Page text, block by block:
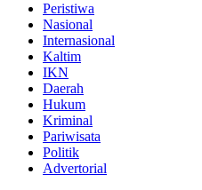
Peristiwa
Nasional
Internasional
Kaltim
IKN
Daerah
Hukum
Kriminal
Pariwisata
Politik
Advertorial